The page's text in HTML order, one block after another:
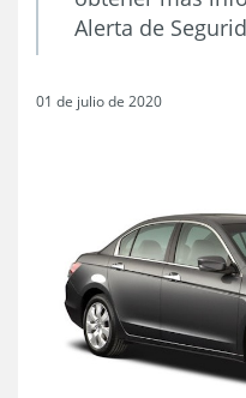
Alerta de
01 de julio de 2020